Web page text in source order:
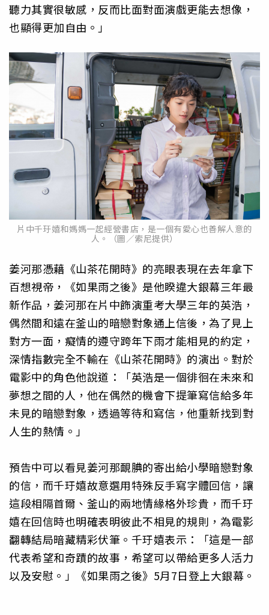
聽力其實很敏感，反而比面對面演戲更能去想像，
也顯得更加自由。」
片中千玗嬉和媽媽一起經營書店，是一個有愛心也善解人意的
人。（圖／索尼提供）
姜河那憑藉《山茶花開時》的亮眼表現在去年拿下
百想視帝，《如果雨之後》是他睽違大銀幕三年最
新作品，姜河那在片中飾演重考大學三年的英浩，
偶然間和遠在釜山的暗戀對象通上信後，為了見上
對方一面，癡情的遵守跨年下雨才能相見的約定，
深情指數完全不輸在《山茶花開時》的演出。對於
電影中的角色他說道：「英浩是一個徘徊在未來和
夢想之間的人，他在偶然的機會下提筆寫信給多年
未見的暗戀對象，透過等待和寫信，他重新找到對
人生的熱情。」
預告中可以看見姜河那靦腆的寄出給小學暗戀對象
的信，而千玗嬉故意選用特殊反手寫字體回信，讓
這段相隔首爾、釜山的兩地情緣格外珍貴，而千玗
嬉在回信時也明確表明彼此不相見的規則，為電影
翻轉結局暗藏精彩伏筆。千玗嬉表示：「這是一部
代表希望和奇蹟的故事，希望可以帶給更多人活力
以及安慰。」《如果雨之後》5月7日登上大銀幕。